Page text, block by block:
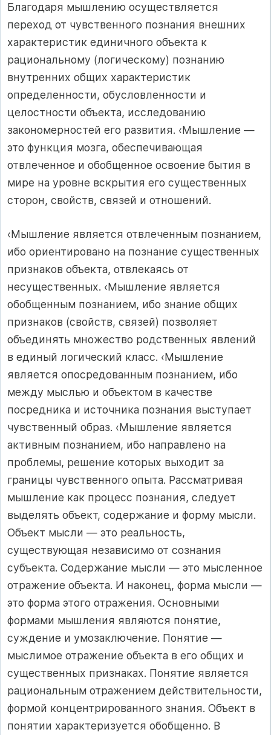
Благодаря мышлению осуществляется
переход от чувственного познания внешних
характеристик единичного объекта к
рациональному (логическому) познанию
внутренних общих характеристик
определенности, обусловленности и
целостности объекта, исследованию
закономерностей его развития. ‹Мышление —
это функция мозга, обеспечивающая
отвлеченное и обобщенное освоение бытия в
мире на уровне вскрытия его существенных
сторон, свойств, связей и отношений.
‹Мышление является отвлеченным познанием,
ибо ориентировано на познание существенных
признаков объекта, отвлекаясь от
несущественных. ‹Мышление является
обобщенным познанием, ибо знание общих
признаков (свойств, связей) позволяет
объединять множество родственных явлений
в единый логический класс. ‹Мышление
является опосредованным познанием, ибо
между мыслью и объектом в качестве
посредника и источника познания выступает
чувственный образ. ‹Мышление является
активным познанием, ибо направлено на
проблемы, решение которых выходит за
границы чувственного опыта. Рассматривая
мышление как процесс познания, следует
выделять объект, содержание и форму мысли.
Объект мысли — это реальность,
существующая независимо от сознания
субъекта. Содержание мысли — это мысленное
отражение объекта. И наконец, форма мысли —
это форма этого отражения. Основными
формами мышления являются понятие,
суждение и умозаключение. Понятие —
мыслимое отражение объекта в его общих и
существенных признаках. Понятие является
рациональным отражением действительности,
формой концентрированного знания. Объект в
понятии характеризуется обобщенно. В